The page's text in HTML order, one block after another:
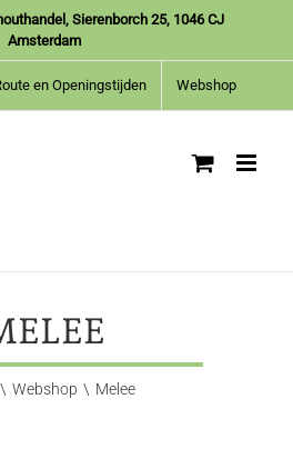
Sierenborch 25, 1046 CJ
Amsterdam
en Openingstijden Webshop
Webshop Melee